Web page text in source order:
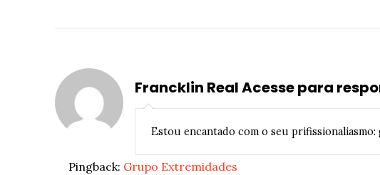
Francklin RealAcesse para
Estou encantado com o seu prifissionaliasmo:
Pingback: Grupo Extremidades